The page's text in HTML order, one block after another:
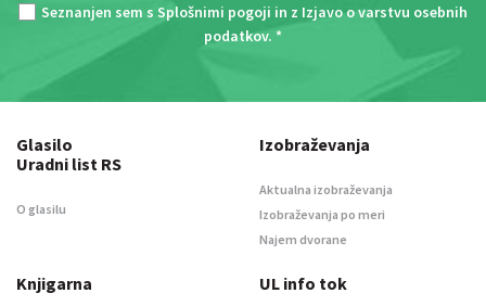
Seznanjen sem s Splošnimi pogoji in z Izjavo o varstvu osebnih
podatkov. *
Glasilo
Uradni list RS
O glasilu
Izobraževanja
Aktualna izobraževanja
Izobraževanja po meri
Najem dvorane
Knjigarna UL info tok